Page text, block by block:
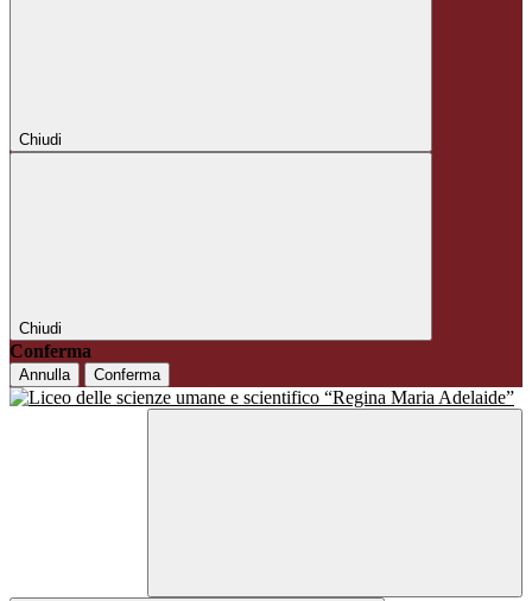
Chiudi
Chiudi
Conferma
Annulla Conferma